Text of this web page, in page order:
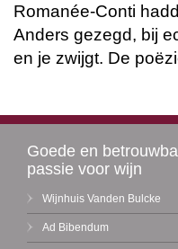
Romanée-Conti
Anders gezegd, bij
en je zwijgt. De
Goede en
passie voor wijn
Wijnhuis Vanden Bulcke
Ad Bibendum